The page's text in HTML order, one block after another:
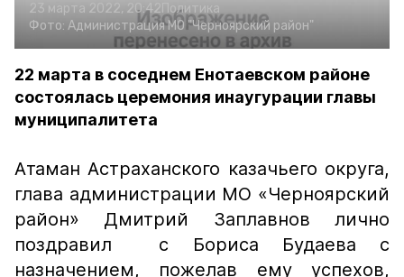
23 марта 2022, 20:42Политика
Фото: Администрация МО "Черноярский район"
22 марта в соседнем Енотаевском районе
состоялась церемония инаугурации главы
муниципалитета
Атаман Астраханского казачьего округа,
глава администрации МО «Черноярский
район» Дмитрий Заплавнов лично
поздравил с Бориса Будаева с
назначением, пожелав ему успехов,